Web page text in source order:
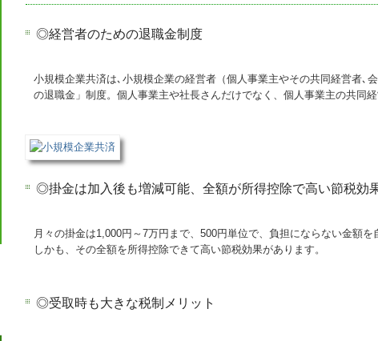
◎経営者のための退職金制度
小規模企業共済は､小規模企業の経営者（個人事業主やその共同経営者､
の退職金」制度。個人事業主や社長さんだけでなく、個人事業主の共同
◎掛金は加入後も増減可能、全額が所得控除で高い節税効
月々の掛金は1,000円～7万円まで、500円単位で、負担にならない金額を
しかも、その全額を所得控除できて高い節税効果があります。
◎受取時も大きな税制メリット